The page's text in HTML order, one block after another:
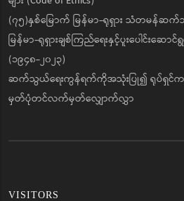
(၇၅)နှစ်မြောက် မြန်မာ-ရုရှား သံတမ
မြန်မာ-ရုရှားချစ်ကြည်ရေးနှင့်ပူးပေါင်းဆ
(၁၉၄၈-၂၀၂၃)
ဆက်သွယ်ရေးကွန်ရက်ကိုအသုံးပြု၍ ရုပ်ရှင်ကာ
မှတ်ပုံတင်လက်မှတ်လျှောက်လွှာ
VISITORS